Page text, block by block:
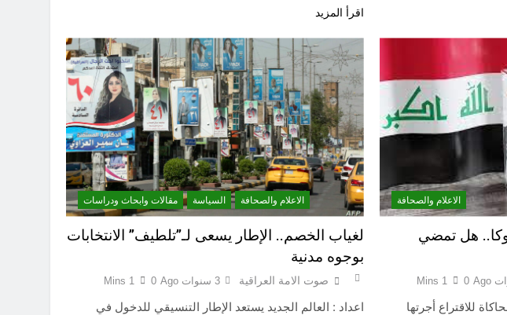
اقرأ المزيد
الاعلام والصحافة
هل تمضي
0
1 Mins
للاقتراع أجرتها
الاعلام والصحافة السياسة مقالات وابحاث ودراسات
لغياب الخصم.. الإطار يسعى لـ”تلطيف” الانتخابات
بوجوه مدنية
صوت الامة العراقية 3 سنوات Ago 0
1 Mins
اعداد : العالم الجديد يستعد الإطار التنسيقي للدخول في